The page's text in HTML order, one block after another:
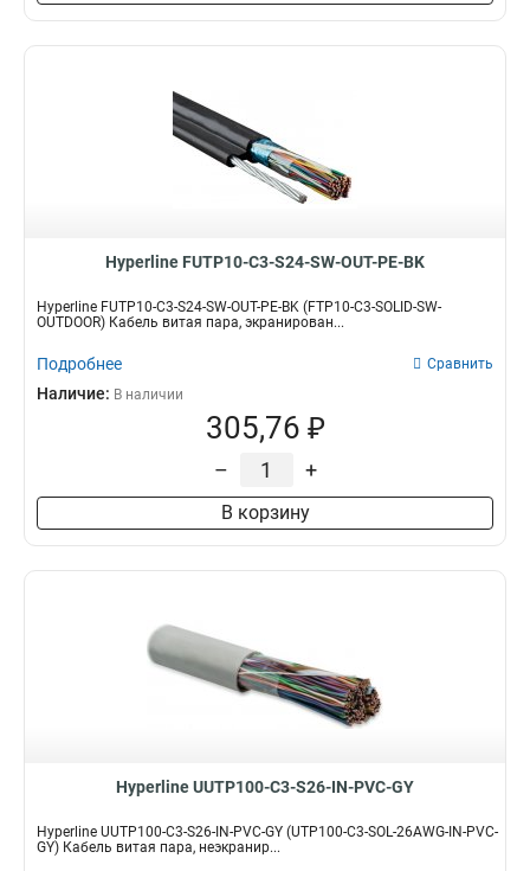
Hyperline FUTP10-C3-S24-SW-OUT-PE-BK
Hyperline FUTP10-C3-S24-SW-OUT-PE-BK (FTP10-C3-SOLID-SW-
OUTDOOR) Кабель витая пара, экранирован...
Подробнее Сравнить
Наличие: В наличии
305,76 ₽
– +
В корзину
Hyperline UUTP100-C3-S26-IN-PVC-GY
Hyperline UUTP100-C3-S26-IN-PVC-GY (UTP100-C3-SOL-26AWG-IN-PVC-
GY) Кабель витая пара, неэкранир...